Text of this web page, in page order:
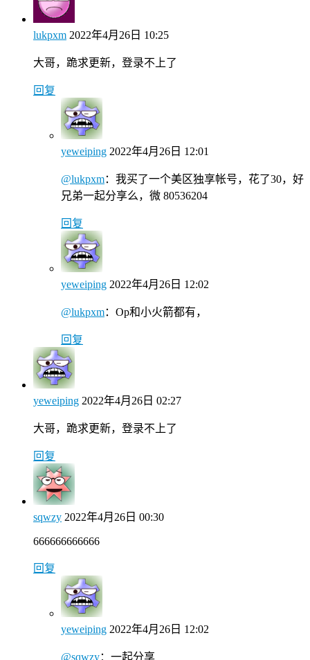
lukpxm 2022年4月26日 10:25
大哥，跪求更新，登录不上了
回复
yeweiping 2022年4月26日 12:01
@lukpxm： 我买了一个美区独享帐号，花了30，好
兄弟一起分享么，微 80536204
回复
yeweiping 2022年4月26日 12:02
@lukpxm： Op和小火箭都有，
回复
yeweiping 2022年4月26日 02:27
大哥，跪求更新，登录不上了
回复
sqwzy 2022年4月26日 00:30
666666666666
回复
yeweiping 2022年4月26日 12:02
@sqwzy： 一起分享